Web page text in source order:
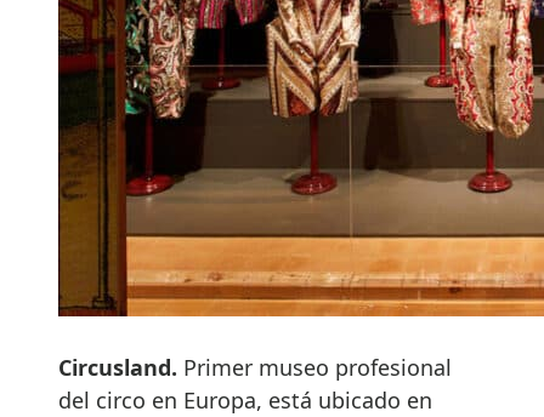
Circusland. Primer museo profesional
del circo en Europa, está ubicado en